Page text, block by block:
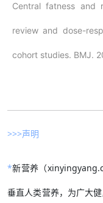
Central fatness and
review and dose-
cohort studies. BMJ.
>>>声明
*新营养（
垂直人类营养，为广大